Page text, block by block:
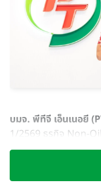
บมจ. พีทีจี เอ็นเนอยี
1/2569 ธุรกิจ Non-
กาแฟพันธุ์ไทยที่รายได้
จากการขยายสาขาแต
ขายจากสาขาเดิมผ่าน